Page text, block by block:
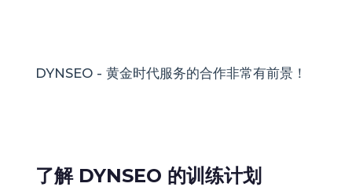
DYNSEO - 黄金时代服务的合作非常有前景！
了解 DYNSEO 的训练计划